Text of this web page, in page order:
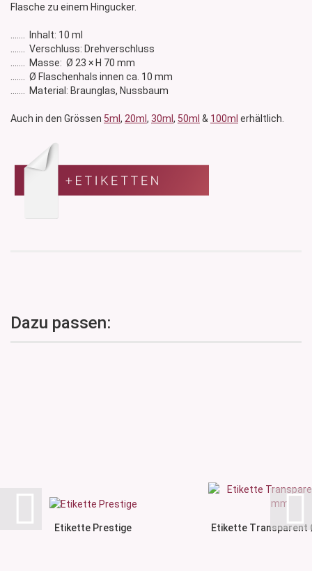
Flasche zu einem Hingucker.
....... Inhalt: 10 ml
....... Verschluss: Drehverschluss
....... Masse: Ø 23 × H 70 mm
....... Ø Flaschenhals innen ca. 10 mm
....... Material: Braunglas, Nussbaum
Auch in den Grössen 5ml , 20ml , 30ml , 50ml & 100ml erhältlich.
Dazu passen:
Etikette Prestige Etikette Transparent